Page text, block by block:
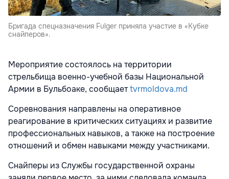
Бригада спецназначения Fulger приняла участие в «Кубке
снайперов».
Мероприятие состоялось на территории
стрельбища военно-учебной базы Национальной
Армии в Бульбоаке, сообщаетtvrmoldova.md
Cоревнования направлены на оперативное
реагирование в критических ситуациях и развитие
профессиональных навыков, а также на построение
отношений и обмен навыками между участниками.
Снайперы из Службы государственной охраны